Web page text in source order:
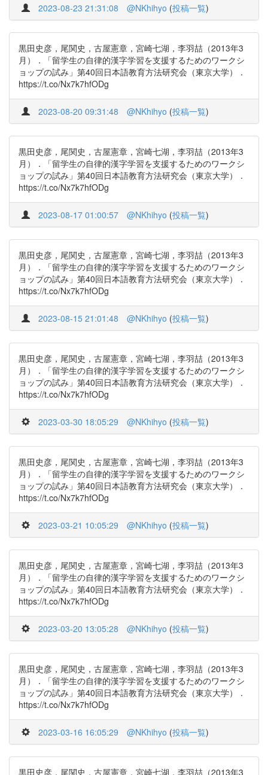
2023-08-23 21:31:08 @NKhihyo (投稿一覧)
黒田史彦，尾関史，古屋憲章，宮崎七湖，李羽喆（2013年3
月）．「留学生の自律的漢字学習を支援するためのワークシ
ョップの試み」第40回日本語教育方法研究会（東京大学）．
https://t.co/Nx7k7hfODg
2023-08-20 09:31:48 @NKhihyo (投稿一覧)
黒田史彦，尾関史，古屋憲章，宮崎七湖，李羽喆（2013年3
月）．「留学生の自律的漢字学習を支援するためのワークシ
ョップの試み」第40回日本語教育方法研究会（東京大学）．
https://t.co/Nx7k7hfODg
2023-08-17 01:00:57 @NKhihyo (投稿一覧)
黒田史彦，尾関史，古屋憲章，宮崎七湖，李羽喆（2013年3
月）．「留学生の自律的漢字学習を支援するためのワークシ
ョップの試み」第40回日本語教育方法研究会（東京大学）．
https://t.co/Nx7k7hfODg
2023-08-15 21:01:48 @NKhihyo (投稿一覧)
黒田史彦，尾関史，古屋憲章，宮崎七湖，李羽喆（2013年3
月）．「留学生の自律的漢字学習を支援するためのワークシ
ョップの試み」第40回日本語教育方法研究会（東京大学）．
https://t.co/Nx7k7hfODg
2023-03-30 18:05:29 @NKhihyo (投稿一覧)
黒田史彦，尾関史，古屋憲章，宮崎七湖，李羽喆（2013年3
月）．「留学生の自律的漢字学習を支援するためのワークシ
ョップの試み」第40回日本語教育方法研究会（東京大学）．
https://t.co/Nx7k7hfODg
2023-03-21 10:05:29 @NKhihyo (投稿一覧)
黒田史彦，尾関史，古屋憲章，宮崎七湖，李羽喆（2013年3
月）．「留学生の自律的漢字学習を支援するためのワークシ
ョップの試み」第40回日本語教育方法研究会（東京大学）．
https://t.co/Nx7k7hfODg
2023-03-20 13:05:28 @NKhihyo (投稿一覧)
黒田史彦，尾関史，古屋憲章，宮崎七湖，李羽喆（2013年3
月）．「留学生の自律的漢字学習を支援するためのワークシ
ョップの試み」第40回日本語教育方法研究会（東京大学）．
https://t.co/Nx7k7hfODg
2023-03-16 16:05:29 @NKhihyo (投稿一覧)
黒田史彦，尾関史，古屋憲章，宮崎七湖，李羽喆（2013年3